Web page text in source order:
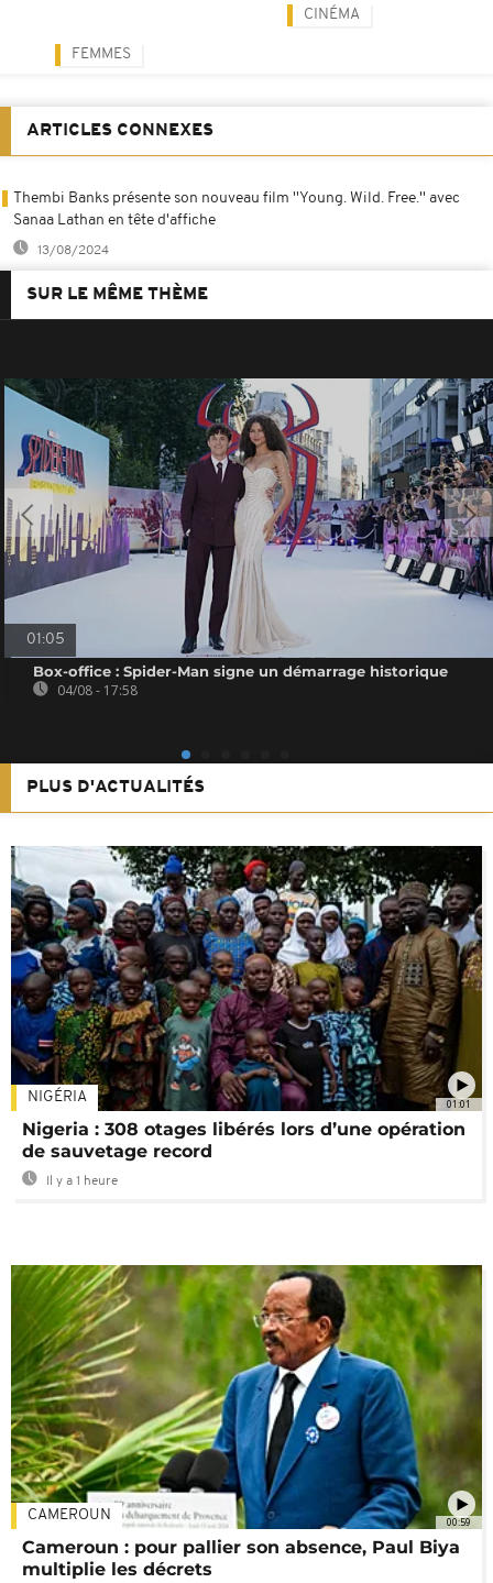
CINÉMA
FEMMES
ARTICLES CONNEXES
Thembi Banks présente son nouveau film ''Young. Wild. Free.'' avec
Sanaa Lathan en tête d'affiche
13/08/2024
SUR LE MÊME THÈME
01:05
Box-office : Spider-Man signe un démarrage historique
04/08 - 17:58
PLUS D'ACTUALITÉS
01:01
NIGÉRIA
Nigeria : 308 otages libérés lors d’une opération
de sauvetage record
Il y a 1 heure
00:59
CAMEROUN
Cameroun : pour pallier son absence, Paul Biya
multiplie les décrets